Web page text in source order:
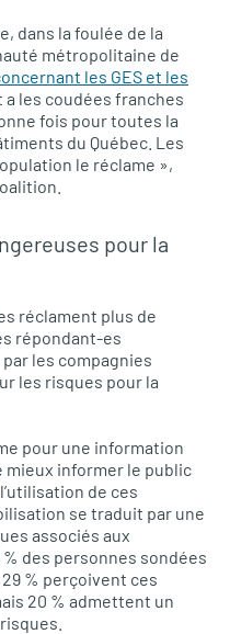
dans la foulée de la
métropolitaine de
les GES et les
a les coudées franches
fois pour toutes la
du Québec. Les
le réclame »,
pour la
réclament plus de
répondant-es
les compagnies
les risques pour la
pour une information
mieux informer le public
de ces
se traduit par une
associés aux
des personnes sondées
% perçoivent ces
20 % admettent un